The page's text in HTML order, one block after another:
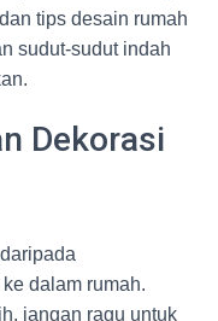
tips desain rumah
sudut-sudut indah
Dekorasi
dalam rumah.
jangan ragu untuk